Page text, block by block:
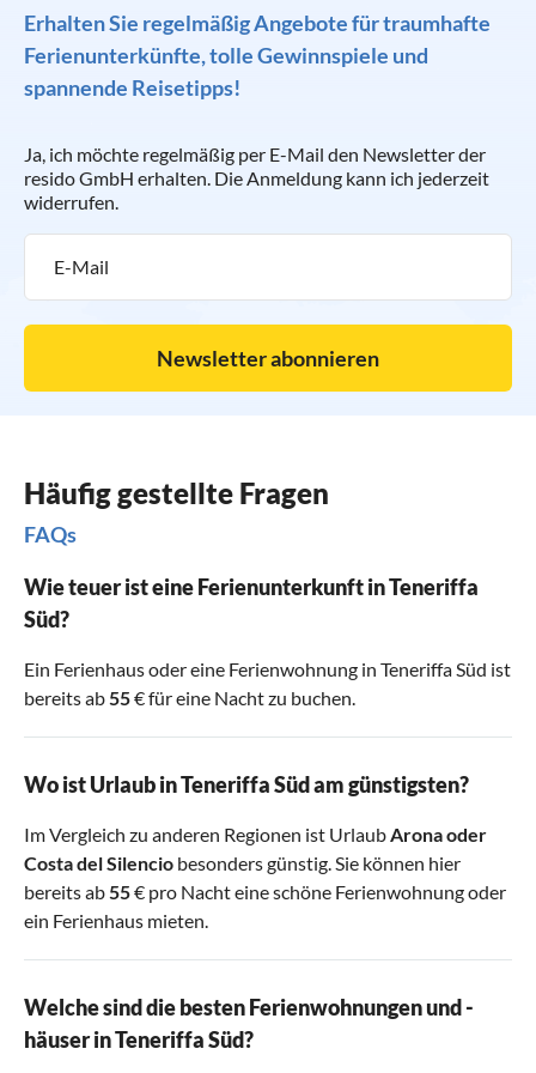
oder in Ihrem Ferienhaus genießen – ganz privat.
Altstadt entdeckt man viele interessante Gebäude wie die
Iglesia Catedral de los Remedios, die durch Außenfassade
und Kanzel aus dem 16. Jahrhundert beeindruckt.
Erhalten Sie regelmäßig Angebote für traumhafte
Ferienunterkünfte, tolle Gewinnspiele und
spannende Reisetipps!
Ja, ich möchte regelmäßig per E-Mail den Newsletter der
resido GmbH erhalten. Die Anmeldung kann ich jederzeit
widerrufen.
Newsletter abonnieren
Häufig gestellte Fragen
FAQs
Wie teuer ist eine Ferienunterkunft in Teneriffa
Süd?
Ein Ferienhaus oder eine Ferienwohnung in Teneriffa Süd ist
bereits ab 55€ für eine Nacht zu buchen.
Wo ist Urlaub in Teneriffa Süd am günstigsten?
Im Vergleich zu anderen Regionen ist Urlaub Aronaoder
Costa del Silencio besonders günstig. Sie können hier
bereits ab 55€ pro Nacht eine schöne Ferienwohnung oder
ein Ferienhaus mieten.
Welche sind die besten Ferienwohnungen und -
häuser in Teneriffa Süd?